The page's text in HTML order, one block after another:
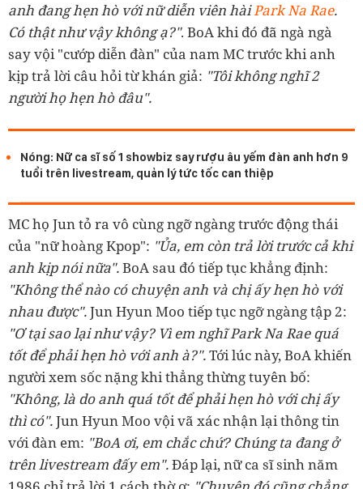
anh đang hẹn hò với nữ diễn viên hàiPark Na Rae.
Có thật như vậy không ạ?". BoA khi đó đã ngà ngà
say vội "cướp diễn đàn" của nam MC trước khi anh
kịp trả lời câu hỏi từ khán giả: "Tôi không nghĩ 2
người họ hẹn hò đâu".
Nóng: Nữ ca sĩ số 1 showbiz say rượu âu yếm đàn anh hơn 9
tuổi trên livestream, quản lý tức tốc can thiệp
MC họ Jun tỏ ra vô cùng ngỡ ngàng trước động thái
của "nữ hoàng Kpop": "Ủa, em còn trả lời trước cả khi
anh kịp nói nữa".BoA sau đó tiếp tục khẳng định:
"Không thể nào có chuyện anh và chị ấy hẹn hò với
nhau được".Jun Hyun Moo tiếp tục ngỡ ngàng tập 2:
"Ơ tại sao lại như vậy? Vì em nghĩ Park Na Rae quá
tốt để phải hẹn hò với anh à?".Tới lúc này, BoA khiến
người xem sốc nặng khi thẳng thừng tuyên bố:
"Không, là do anh quá tốt để phải hẹn hò với chị ấy
thì có".Jun Hyun Moo vội vã xác nhận lại thông tin
với đàn em: "BoA ơi, em chắc chứ? Chúng ta đang ở
trên livestream đấy em".Đáp lại, nữ ca sĩ sinh năm